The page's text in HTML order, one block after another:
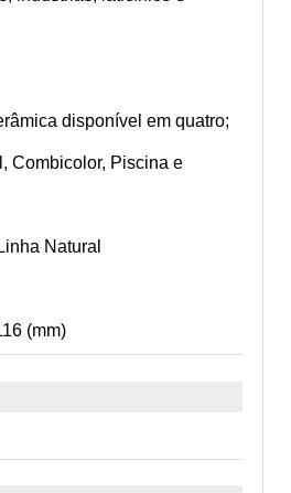
disponível em quatro;
Combicolor, Piscina e
Natural
(mm)